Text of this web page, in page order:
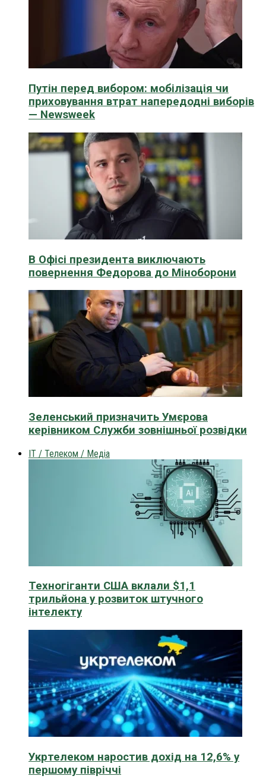
Путін перед вибором: мобілізація чи
приховування втрат напередодні виборів
— Newsweek
В Офісі президента виключають
повернення Федорова до Міноборони
Зеленський призначить Умєрова
керівником Служби зовнішньої розвідки
IT / Телеком / Медіа
Техногіганти США вклали $1,1
трильйона у розвиток штучного
інтелекту
Укртелеком наростив дохід на 12,6% у
першому півріччі